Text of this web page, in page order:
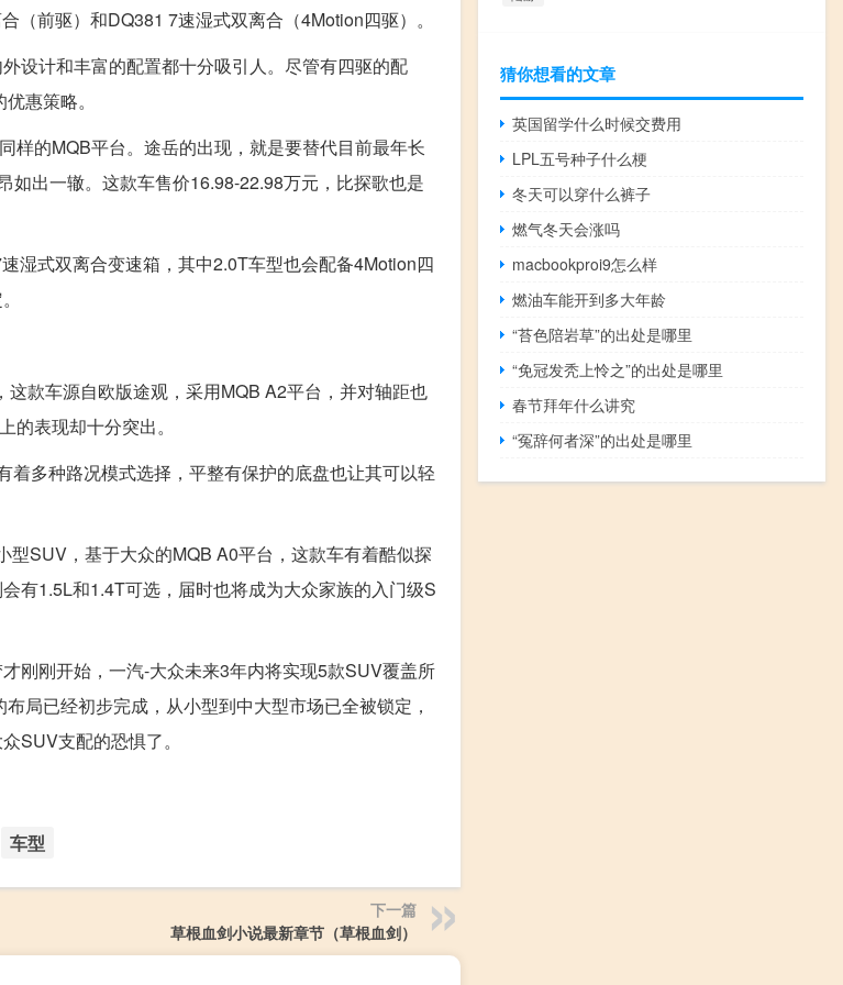
前驱）和DQ381 7速湿式双离合（4Motion四驱）。
设计和丰富的配置都十分吸引人。尽管有四驱的配
惠策略。
样的MQB平台。途岳的出现，就是要替代目前最年长
如出一辙。这款车售价16.98-22.98万元，比探歌也是
湿式双离合变速箱，其中2.0T车型也会配备4Motion四
款车源自欧版途观，采用MQB A2平台，并对轴距也
表现却十分突出。
多种路况模式选择，平整有保护的底盘也让其可以轻
SUV，基于大众的MQB A0平台，这款车有着酷似探
有1.5L和1.4T可选，届时也将成为大众家族的入门级S
刚刚开始，一汽-大众未来3年内将实现5款SUV覆盖所
局已经初步完成，从小型到中大型市场已全被锁定，
SUV支配的恐惧了。
车型
下一篇
草根血剑小说最新章节（草根血剑）
猜你想看的文章
英国留学什么时候交费用
LPL五号种子什么梗
冬天可以穿什么裤子
燃气冬天会涨吗
macbookproi9怎么样
燃油车能开到多大年龄
“苔色陪岩草”的出处是哪里
“免冠发秃上怜之”的出处是哪里
春节拜年什么讲究
“冤辞何者深”的出处是哪里